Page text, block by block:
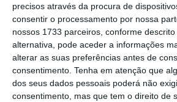
precisos através da procura de
consentir o processamento por nossa
nossos 1733 parceiros, conforme descrito
alternativa, pode aceder a informações
alterar as suas preferências antes de
consentimento. Tenha em atenção que
dos seus dados pessoais poderá não
consentimento, mas que tem o direito de
No momento em que a
mais importante do que
o jornalismo
De que forma? Assine o
tenha acesso a notícias